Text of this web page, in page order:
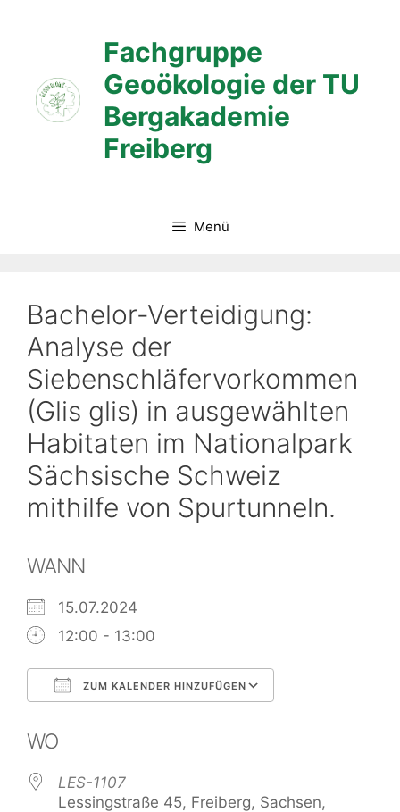
Fachgruppe
Geoökologie der TU
Bergakademie
Freiberg
Menü
Bachelor-Verteidigung:
Analyse der
Siebenschläfervorkommen
(Glis glis) in ausgewählten
Habitaten im Nationalpark
Sächsische Schweiz
mithilfe von Spurtunneln.
WANN
15.07.2024
12:00 - 13:00
ZUM KALENDER HINZUFÜGEN
WO
LES-1107
Lessingstraße 45, Freiberg, Sachsen,